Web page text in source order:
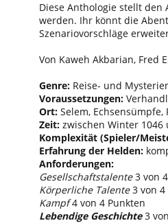
Diese Anthologie stellt
werden. Ihr könnt die
Szenariovorschläge
Von Kaweh Akbarian, Fred
Genre: Reise- und
Voraussetzungen:
Ort: Selem,
Zeit: zwischen Winter 1046
Komplexität (Spieler/
Erfahrung der Helden:
Anforderungen:
Gesellschaftstalente3 von
Körperliche Talente3 von 4
Kampf4 von 4 Punkten
Lebendige Geschichte3